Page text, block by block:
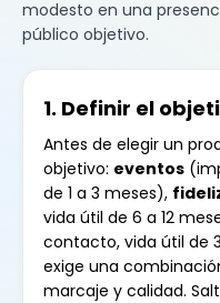
modesto en una
público objetivo.
1. Definir el
Antes de elegir un
objetivo: eventos
de 1 a 3 meses),
vida útil de 6 a 12
contacto, vida útil de
exige una
marcaje y calidad.